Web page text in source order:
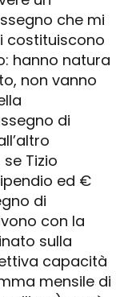
che mi
costituiscono
hanno natura
non vanno
di
Tizio
ed €
di
con la
sulla
capacità
mensile di